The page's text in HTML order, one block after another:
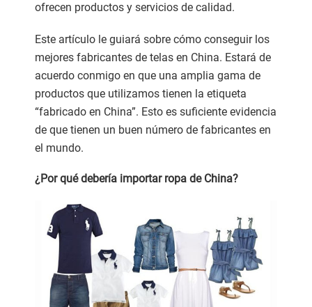
ofrecen productos y servicios de calidad.
Este artículo le guiará sobre cómo conseguir los
mejores fabricantes de telas en China. Estará de
acuerdo conmigo en que una amplia gama de
productos que utilizamos tienen la etiqueta
“fabricado en China”. Esto es suficiente evidencia
de que tienen un buen número de fabricantes en
el mundo.
¿Por qué debería importar ropa de China?